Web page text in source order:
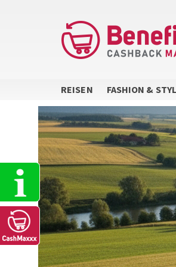
REISEN FASHION &
Sidebar
Menu